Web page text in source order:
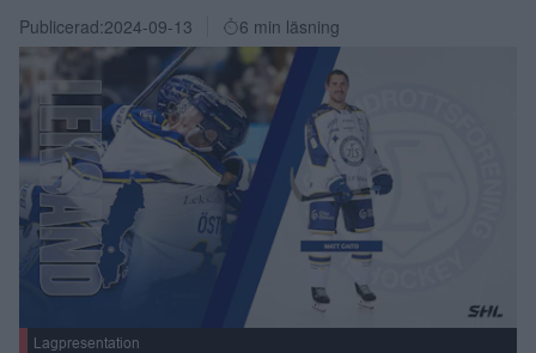
Publicerad:2024-09-13 6 min läsning
Lagpresentation